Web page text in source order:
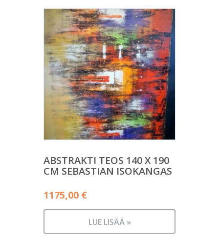
ABSTRAKTI TEOS 140 X 190
CM SEBASTIAN ISOKANGAS
1175,00 €
LUE LISÄÄ »